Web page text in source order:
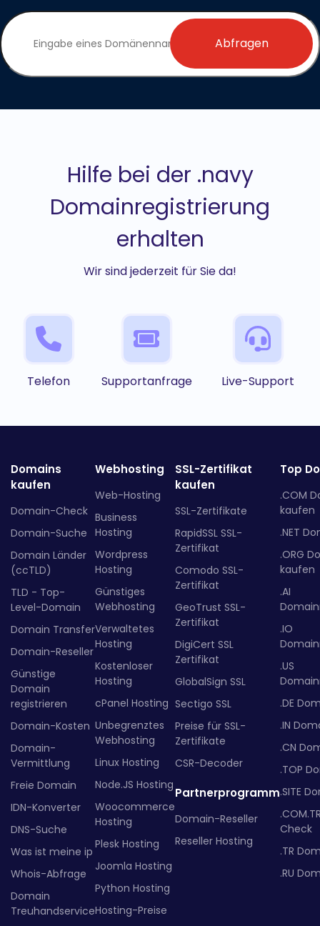
Abfragen
Hilfe bei der .navy
Domainregistrierung
erhalten
Wir sind jederzeit für Sie da!
Telefon Supportanfrage Live-Support
Domains
kaufen
Domain-Check
Domain-Suche
Domain Länder
(ccTLD)
TLD - Top-
Level-Domain
Domain Transfer
Domain-Reseller
Günstige
Domain
registrieren
Domain-Kosten
Domain-
Vermittlung
Freie Domain
IDN-Konverter
DNS-Suche
Was ist meine ip
Whois-Abfrage
Domain
Treuhandservice
Webhosting
Web-Hosting
Business
Hosting
Wordpress
Hosting
Günstiges
Webhosting
Verwaltetes
Hosting
Kostenloser
Hosting
cPanel Hosting
Unbegrenztes
Webhosting
Linux Hosting
Node.JS Hosting
Woocommerce
Hosting
Plesk Hosting
Joomla Hosting
Python Hosting
Hosting-Preise
SSL-Zertifikat
kaufen
SSL-Zertifikate
RapidSSL SSL-
Zertifikat
Comodo SSL-
Zertifikat
GeoTrust SSL-
Zertifikat
DigiCert SSL
Zertifikat
GlobalSign SSL
Sectigo SSL
Preise für SSL-
Zertifikate
CSR-Decoder
Partnerprogramm
Domain-Reseller
Reseller Hosting
Top
.COM
kaufen
.NET
.ORG
kaufen
.AI
.IO
.US
.DE
.IN
.CN
.TOP
.SITE
Check
.TR
.RU